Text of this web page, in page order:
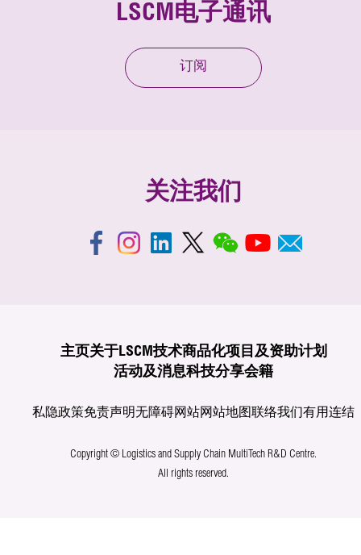
LSCM电子通讯
订阅
关注我们
主页关于LSCM技术商品化项目及资助计划
活动及消息科技分享会籍
私隐政策免责声明无障碍网站网站地图联络我们有用连结
Copyright © Logistics and Supply Chain MultiTech R&D Centre.
All rights reserved.